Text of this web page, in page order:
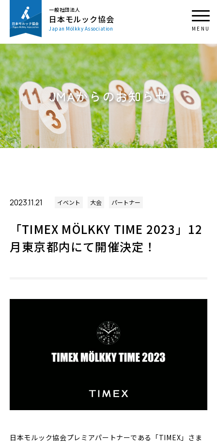
一般社団法人
日本モルック協会
Japan Mölkky Association
JMAからのお知らせ
2023.11.21 イベント 大会 パートナー
「TIMEX MÖLKKY TIME 2023」12
月東京都内にて開催決定！
日本モルック協会プレミアパートナーである「TIMEX」さま